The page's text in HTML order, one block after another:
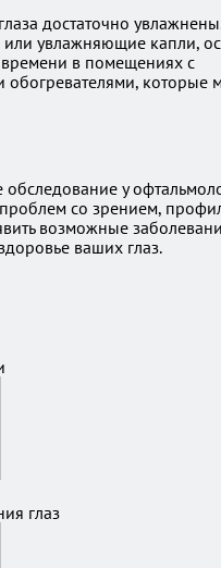
достаточно
или увлажняющие капли,
в помещениях с
которые
обследование у
со зрением,
возможные
ваших глаз.
глаз